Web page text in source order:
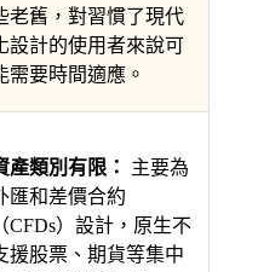
老舊，對習慣了現代
設計的使用者來說可
需要時間適應。
產類別有限：
主要為
匯和差價合約
（CFDs）設計，原生不
援股票、期貨等集中